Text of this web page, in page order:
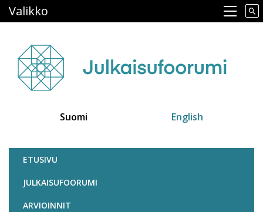
pääsisältöön
Main navigation
Valikko
Suomi English
Julkaisufoorumi
ETUSIVU
JULKAISUFOORUMI
ARVIOINNIT